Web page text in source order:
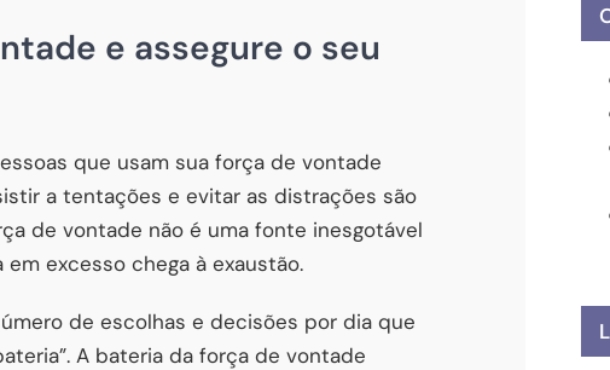
e assegure o seu
que usam sua força de vontade
a tentações e evitar as distrações são
de vontade não é uma fonte inesgotável
excesso chega à exaustão.
de escolhas e decisões por dia que
A bateria da força de vontade